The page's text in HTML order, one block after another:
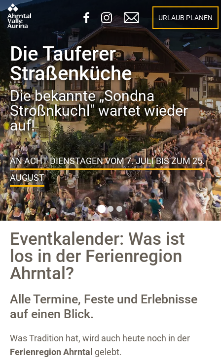
URLAUB PLANEN
Mittsommerfest in
Sand in Taufers 2026
Ein Fest für alle Sinne!
DAS INTERESSIERT MICH
Eventkalender: Was ist
los in der Ferienregion
Ahrntal?
Alle Termine, Feste und Erlebnisse
auf einen Blick.
Was Tradition hat, wird auch heute noch in der
Ferienregion Ahrntal gelebt.